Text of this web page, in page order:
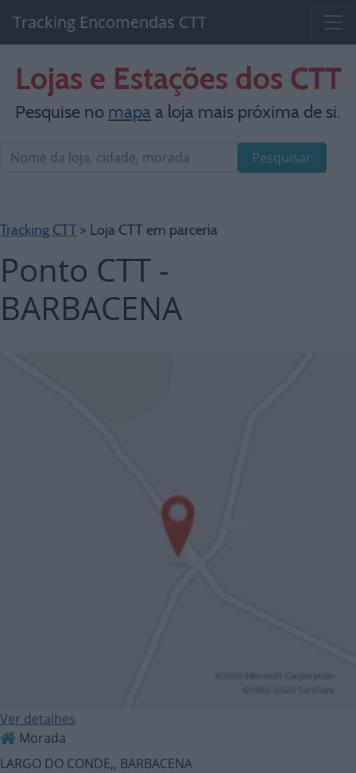
Tracking Encomendas CTT
Lojas e Estações dos CTT
Pesquise no mapaa loja mais próxima de si.
Pesquisar
Tracking CTT > Loja CTT em parceria
Ponto CTT -
BARBACENA
Ver detalhes
Morada
LARGO DO CONDE,, BARBACENA